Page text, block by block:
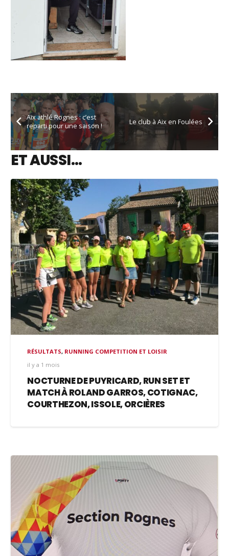
Aix athlé Rognes : c’est
reparti pour une saison !
Le club à Aix en Foulées
ET AUSSI…
RÉSULTATS, RUNNING COMPETITION ET LOISIR
il y a 1 mois
NOCTURNE DE PUYRICARD, RUN SET ET
MATCH À ROLAND GARROS, COTIGNAC,
COURTHEZON, ISSOLE, ORCIÈRES